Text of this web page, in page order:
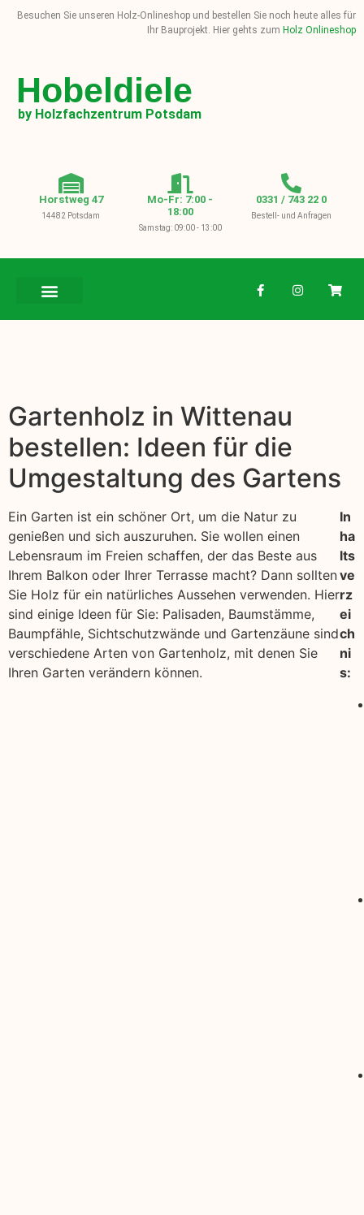
Besuchen Sie unseren Holz-Onlineshop und bestellen Sie noch heute alles für
Ihr Bauprojekt. Hier gehts zum Holz Onlineshop
Hobeldiele
by Holzfachzentrum Potsdam
Horstweg 47
14482 Potsdam
Mo-Fr: 7:00 -
18:00
Samstag: 09:00 - 13:00
0331 / 743 22 0
Bestell- und Anfragen
Gartenholz in Wittenau
bestellen: Ideen für die
Umgestaltung des Gartens
Ein Garten ist ein schöner Ort, um die Natur zu
genießen und sich auszuruhen. Sie wollen einen
Lebensraum im Freien schaffen, der das Beste aus
Ihrem Balkon oder Ihrer Terrasse macht? Dann sollten
Sie Holz für ein natürliches Aussehen verwenden. Hier
sind einige Ideen für Sie: Palisaden, Baumstämme,
Baumpfähle, Sichtschutzwände und Gartenzäune sind
verschiedene Arten von Gartenholz, mit denen Sie
Ihren Garten verändern können.
In
ha
lts
ve
rz
ei
ch
ni
s: